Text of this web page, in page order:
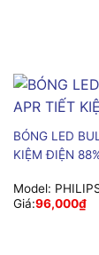
BÓNG LED
KIỆM ĐIỆN
Model:
Giá:96,000₫